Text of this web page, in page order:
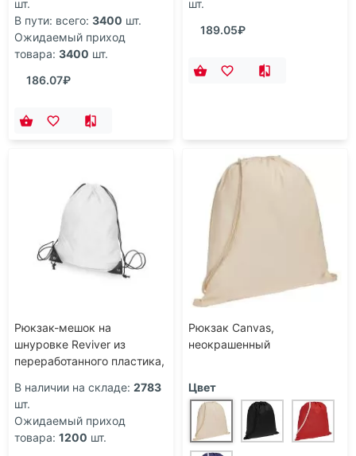
шт.
В пути: всего: 3400 шт.
Ожидаемый приход
товара: 3400 шт.
186.07₽
шт.
189.05₽
Рюкзак-мешок на
шнуровке Reviver из
переработанного пластика,
В наличии на складе: 2783
шт.
Ожидаемый приход
товара: 1200 шт.
Рюкзак Canvas,
неокрашенный
Цвет